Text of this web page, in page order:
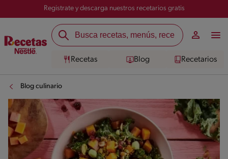
Registrate y descarga nuestros recetarios gratis
Recetas Blog Recetarios
Blog culinario